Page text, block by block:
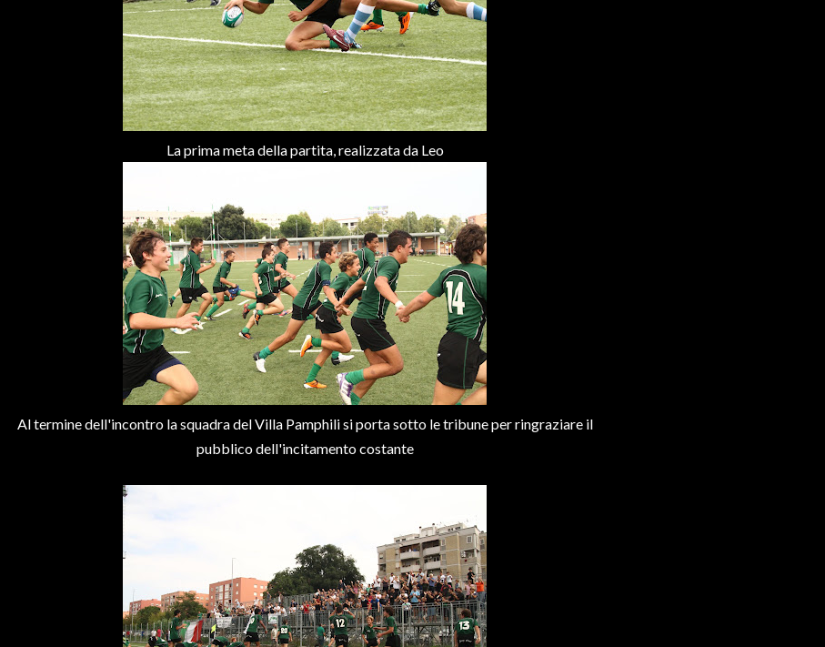
La prima meta della partita, realizzata da Leo
Al termine dell'incontro la squadra del Villa Pamphili si porta sotto le tribune per ringraziare il
pubblico dell'incitamento costante